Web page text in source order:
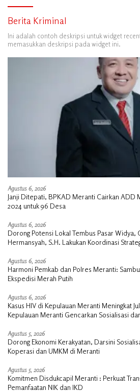
Berita Kriminal
Ini adalah contoh deskripsi untuk widget
memasukkan deskripsi pada widget ini.
Agustus 6, 2026
Janji Ditepati, BPKAD Meranti Cairkan ADD
2024 untuk 96 Desa
Agustus 6, 2026
Dorong Potensi Lokal Tembus Pasar Widya,
Hermansyah, S.H. Lakukan Koordinasi
Agustus 6, 2026
Harmoni Pemkab dan Polres Meranti:
Ekspedisi Merah Putih
Agustus 6, 2026
Kasus HIV di Kepulauan Meranti Meningkat
Kepulauan Meranti Gencarkan Sosialisasi
Agustus 5, 2026
Dorong Ekonomi Kerakyatan, Darsini
Koperasi dan UMKM di Meranti
Agustus 5, 2026
Komitmen Disdukcapil Meranti : Perkuat
Pemanfaatan NIK dan IKD